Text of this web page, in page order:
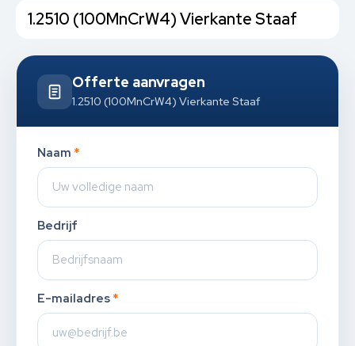
1.2510 (100MnCrW4) Vierkante Staaf
Offerte aanvragen
1.2510 (100MnCrW4) Vierkante Staaf
Naam *
Bedrijf
E-mailadres *